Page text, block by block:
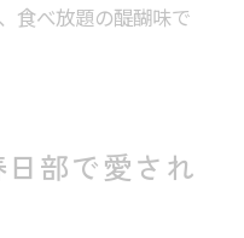
食べ放題の醍醐味で
部で愛され